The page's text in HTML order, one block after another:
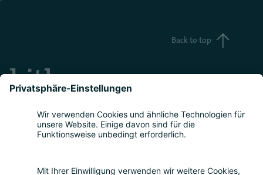
Back to top
Teilnahme